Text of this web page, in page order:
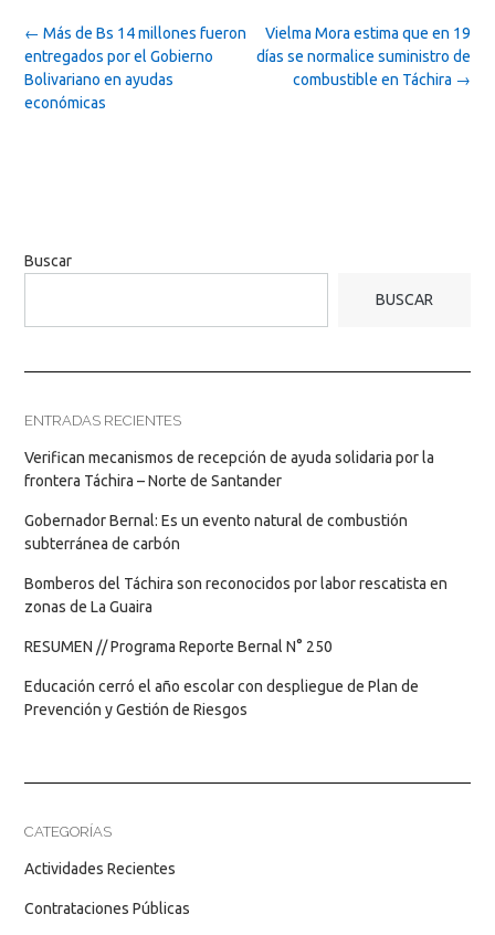
Post
navigation
Vielma Mora estima que en 19
días se normalice suministro de
combustible en Táchira →
← Más de Bs 14 millones fueron
entregados por el Gobierno
Bolivariano en ayudas
económicas
Buscar
BUSCAR
ENTRADAS RECIENTES
Verifican mecanismos de recepción de ayuda solidaria por la
frontera Táchira – Norte de Santander
Gobernador Bernal: Es un evento natural de combustión
subterránea de carbón
Bomberos del Táchira son reconocidos por labor rescatista en
zonas de La Guaira
RESUMEN // Programa Reporte Bernal N° 250
Educación cerró el año escolar con despliegue de Plan de
Prevención y Gestión de Riesgos
CATEGORÍAS
Actividades Recientes
Contrataciones Públicas